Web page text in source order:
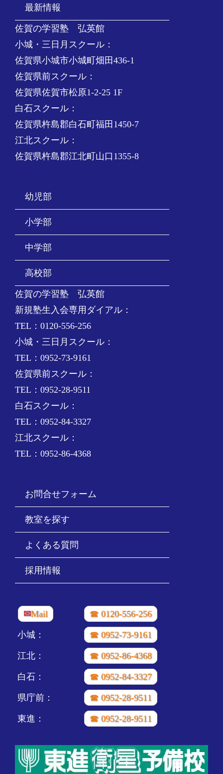
最新情報
佐賀の学習塾 弘英館
小城・三日月スクール：
佐賀県小城市小城町畑田436-1
佐賀県前スクール：
佐賀県佐賀市松原1-2-25 1F
白石スクール：
佐賀県杵島郡白石町福田1450-7
江北スクール：
佐賀県杵島郡江北町山口1355-8
幼児部
小学部
中学部
高校部
佐賀の学習塾 弘英館
新規塾生入会専用ダイアル：
TEL：0120-556-256
小城・三日月スクール：
TEL：0952-73-9161
佐賀県前スクール：
TEL：0952-28-9511
白石スクール：
TEL：0952-84-3327
江北スクール：
TEL：0952-86-4368
お問合せフォーム
教室を探す
よくある質問
採用情報
✉Mail ☎ 0120-556-256
小城： ☎ 0952-73-9161
江北： ☎ 0952-86-4368
白石： ☎ 0952-84-3327
県庁前： ☎ 0952-28-9511
東進： ☎ 0952-28-9511